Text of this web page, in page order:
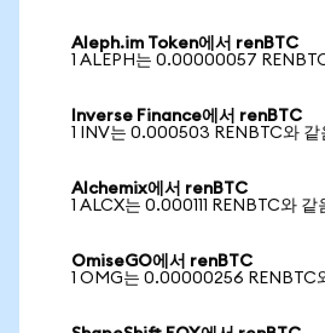
Aleph.im Token에서 renBTC
1 ALEPH는 0.00000057
Inverse Finance에서 renBTC
1 INV는 0.000503 RENBTC와 같
Alchemix에서 renBTC
1 ALCX는 0.000111 RENBTC와 같
OmiseGO에서 renBTC
1 OMG는 0.00000256 RENBTC